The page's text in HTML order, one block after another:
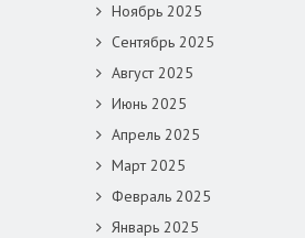
Ноябрь 2025
Сентябрь 2025
Август 2025
Июнь 2025
Апрель 2025
Март 2025
Февраль 2025
Январь 2025